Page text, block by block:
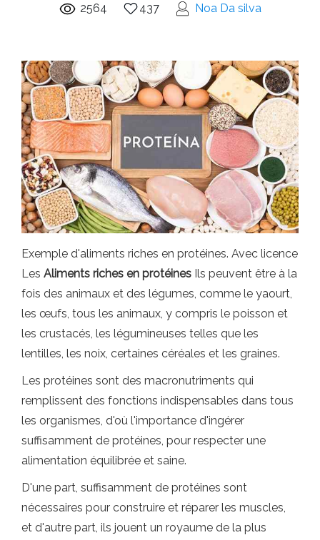
2564 437 Noa Da silva
Exemple d'aliments riches en protéines. Avec licence
Les Aliments riches en protéines Ils peuvent être à la
fois des animaux et des légumes, comme le yaourt,
les œufs, tous les animaux, y compris le poisson et
les crustacés, les légumineuses telles que les
lentilles, les noix, certaines céréales et les graines.
Les protéines sont des macronutriments qui
remplissent des fonctions indispensables dans tous
les organismes, d'où l'importance d'ingérer
suffisamment de protéines, pour respecter une
alimentation équilibrée et saine.
D'une part, suffisamment de protéines sont
nécessaires pour construire et réparer les muscles,
et d'autre part, ils jouent un royaume de la plus